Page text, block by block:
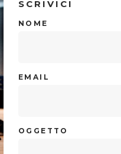
SCRIVICI
NOME
EMAIL
OGGETTO